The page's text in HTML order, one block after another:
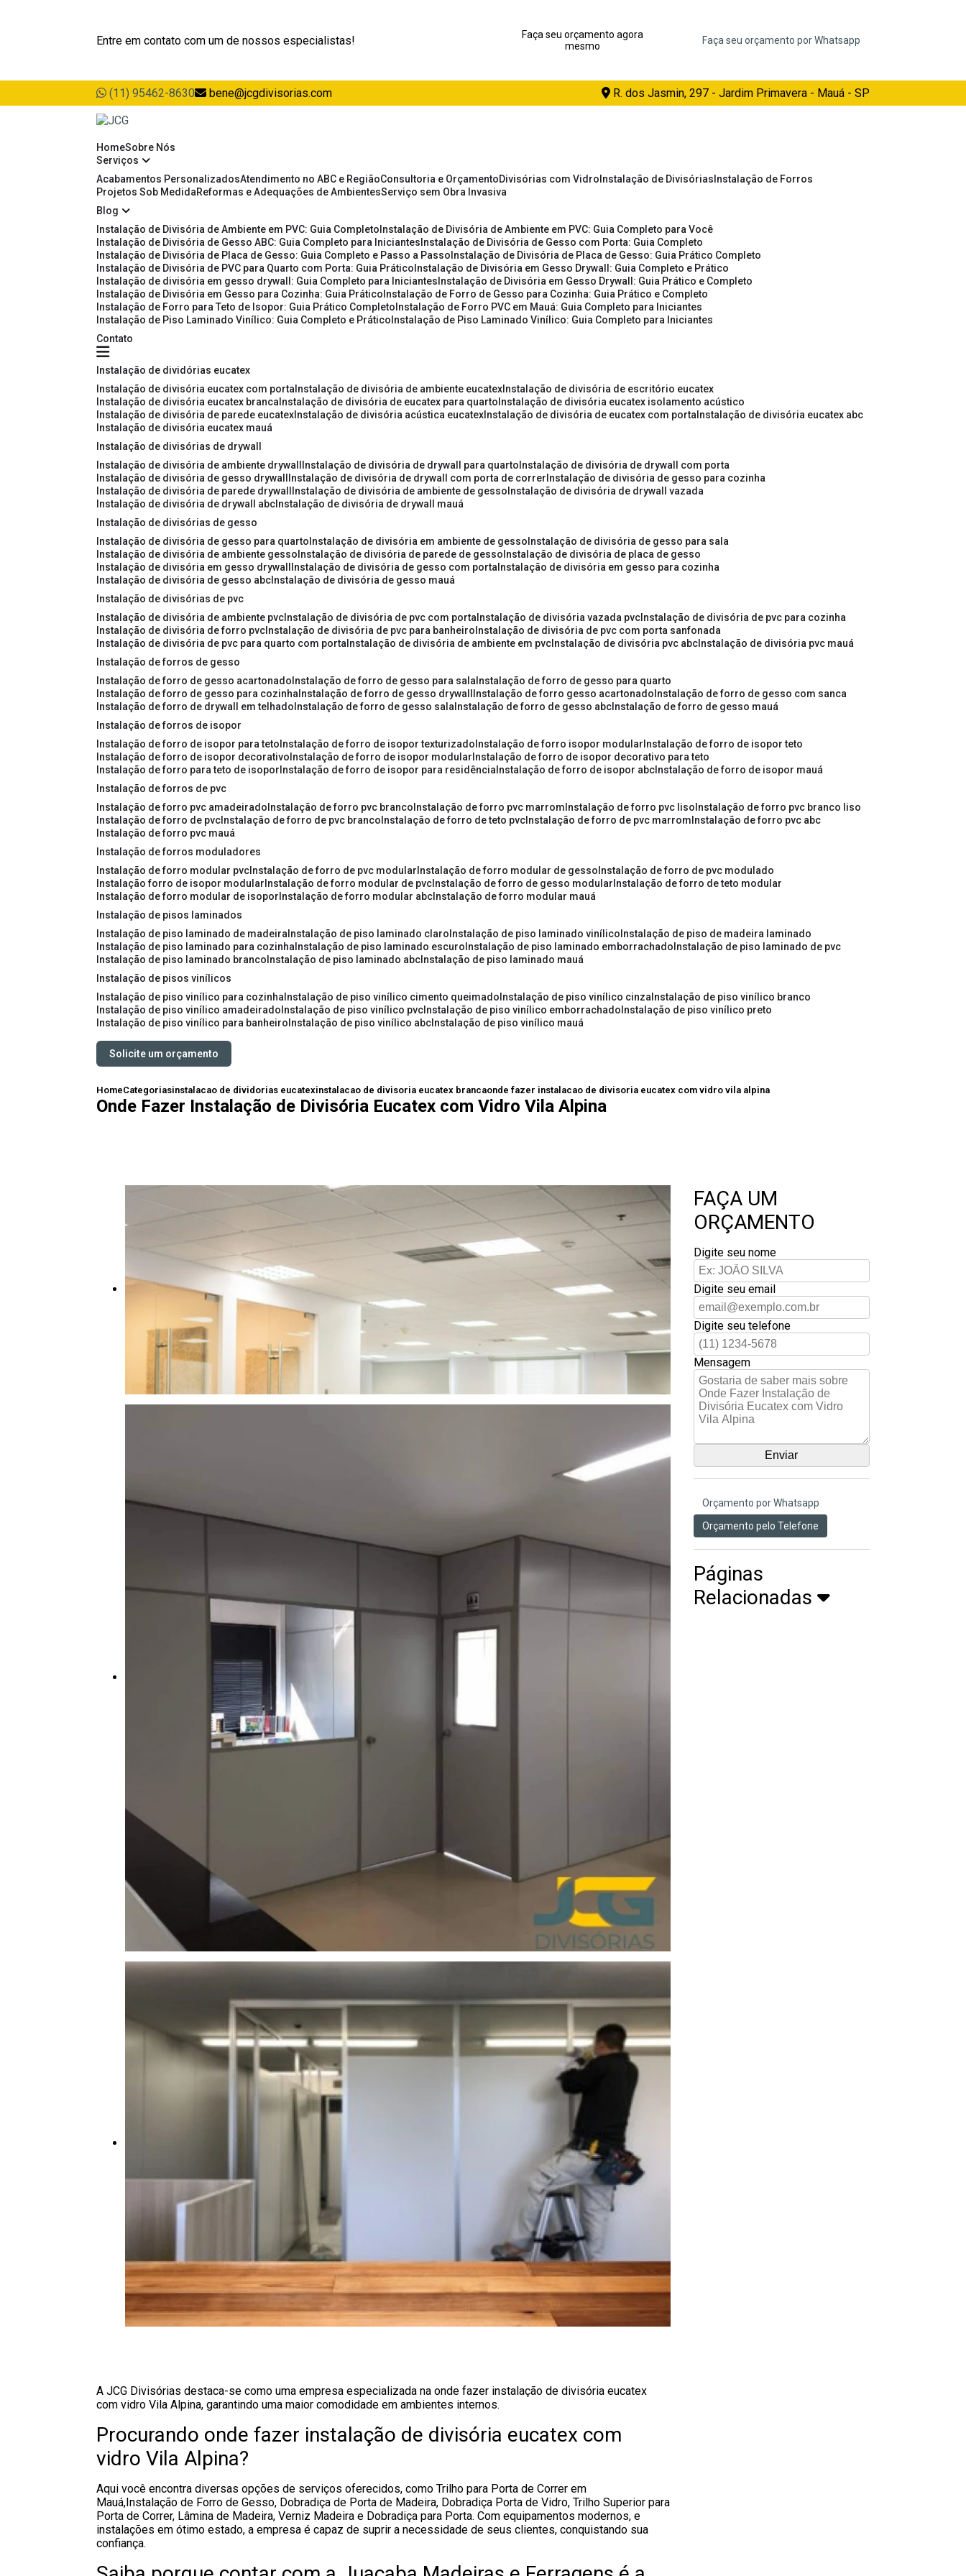
Entre em contato com um de nossos especialistas!
Faça seu orçamento agora
mesmo
Faça seu orçamento por Whatsapp
(11) 95462-8630 bene@jcgdivisorias.com R. dos Jasmin, 297 - Jardim Primavera - Mauá - SP
Home Sobre Nós
Serviços
Acabamentos Personalizados Atendimento no ABC e Região Consultoria e Orçamento Divisórias com Vidro Instalação de Divisórias Instalação de Forros
Projetos Sob Medida
Reformas e Adequações de Ambientes Serviço sem Obra Invasiva
Blog
Instalação de Divisória de Ambiente em PVC: Guia Completo Instalação de Divisória de Ambiente em PVC: Guia Completo para Você
Instalação de Divisória de Gesso ABC: Guia Completo para Iniciantes Instalação de Divisória de Gesso com Porta: Guia Completo
Instalação de Divisória de Placa de Gesso: Guia Completo e Passo a Passo Instalação de Divisória de Placa de Gesso: Guia Prático Completo
Instalação de Divisória de PVC para Quarto com Porta: Guia Prático Instalação de Divisória em Gesso Drywall: Guia Completo e Prático
Instalação de divisória em gesso drywall: Guia Completo para Iniciantes Instalação de Divisória em Gesso Drywall: Guia Prático e Completo
Instalação de Divisória em Gesso para Cozinha: Guia Prático Instalação de Forro de Gesso para Cozinha: Guia Prático e Completo
Instalação de Forro para Teto de Isopor: Guia Prático Completo Instalação de Forro PVC em Mauá: Guia Completo para Iniciantes
Instalação de Piso Laminado Vinílico: Guia Completo e Prático Instalação de Piso Laminado Vinílico: Guia Completo para Iniciantes
Contato
instalação de dividórias eucatex
instalação de divisória eucatex com porta instalação de divisória de ambiente eucatex instalação de divisória de escritório eucatex
instalação de divisória eucatex branca instalação de divisória de eucatex para quarto instalação de divisória eucatex isolamento acústico
instalação de divisória de parede eucatex instalação de divisória acústica eucatex instalação de divisória de eucatex com porta instalação de divisória eucatex abc
instalação de divisória eucatex mauá
instalação de divisórias de drywall
instalação de divisória de ambiente drywall
instalação de divisória de drywall para quarto instalação de divisória de drywall com porta
instalação de divisória de gesso drywall
instalação de divisória de drywall com porta de correr instalação de divisória de gesso para cozinha
instalação de divisória de parede drywall
instalação de divisória de ambiente de gesso instalação de divisória de drywall vazada
instalação de divisória de drywall abc instalação de divisória de drywall mauá
instalação de divisórias de gesso
instalação de divisória de gesso para quarto instalação de divisória em ambiente de gesso instalação de divisória de gesso para sala
instalação de divisória de ambiente gesso instalação de divisória de parede de gesso instalação de divisória de placa de gesso
instalação de divisória em gesso drywall
instalação de divisória de gesso com porta instalação de divisória em gesso para cozinha
instalação de divisória de gesso abc instalação de divisória de gesso mauá
instalação de divisórias de pvc
instalação de divisória de ambiente pvc instalação de divisória de pvc com porta instalação de divisória vazada pvc instalação de divisória de pvc para cozinha
instalação de divisória de forro pvc instalação de divisória de pvc para banheiro instalação de divisória de pvc com porta sanfonada
instalação de divisória de pvc para quarto com porta instalação de divisória de ambiente em pvc instalação de divisória pvc abc instalação de divisória pvc mauá
instalação de forros de gesso
instalação de forro de gesso acartonado instalação de forro de gesso para sala instalação de forro de gesso para quarto
instalação de forro de gesso para cozinha instalação de forro de gesso drywall instalação de forro gesso acartonado instalação de forro de gesso com sanca
instalação de forro de drywall em telhado instalação de forro de gesso sala instalação de forro de gesso abc instalação de forro de gesso mauá
instalação de forros de isopor
instalação de forro de isopor para teto instalação de forro de isopor texturizado instalação de forro isopor modular instalação de forro de isopor teto
instalação de forro de isopor decorativo instalação de forro de isopor modular instalação de forro de isopor decorativo para teto
instalação de forro para teto de isopor instalação de forro de isopor para residência instalação de forro de isopor abc instalação de forro de isopor mauá
instalação de forros de pvc
instalação de forro pvc amadeirado instalação de forro pvc branco instalação de forro pvc marrom instalação de forro pvc liso instalação de forro pvc branco liso
instalação de forro de pvc instalação de forro de pvc branco instalação de forro de teto pvc instalação de forro de pvc marrom instalação de forro pvc abc
instalação de forro pvc mauá
instalação de forros moduladores
instalação de forro modular pvc instalação de forro de pvc modular instalação de forro modular de gesso instalação de forro de pvc modulado
instalação forro de isopor modular instalação de forro modular de pvc instalação de forro de gesso modular instalação de forro de teto modular
instalação de forro modular de isopor instalação de forro modular abc instalação de forro modular mauá
instalação de pisos laminados
instalação de piso laminado de madeira instalação de piso laminado claro instalação de piso laminado vinílico instalação de piso de madeira laminado
instalação de piso laminado para cozinha instalação de piso laminado escuro instalação de piso laminado emborrachado instalação de piso laminado de pvc
instalação de piso laminado branco instalação de piso laminado abc instalação de piso laminado mauá
instalação de pisos vinílicos
instalação de piso vinílico para cozinha instalação de piso vinílico cimento queimado instalação de piso vinílico cinza instalação de piso vinílico branco
instalação de piso vinílico amadeirado instalação de piso vinílico pvc instalação de piso vinílico emborrachado instalação de piso vinílico preto
instalação de piso vinílico para banheiro instalação de piso vinílico abc instalação de piso vinílico mauá
Solicite um orçamento
HomeCategoriasinstalacao de dividorias eucatexinstalacao de divisoria eucatex brancaonde fazer instalacao de divisoria eucatex com vidro vila alpina
Onde Fazer Instalação de Divisória Eucatex com Vidro Vila Alpina
A JCG Divisórias destaca-se como uma empresa especializada na onde fazer instalação de divisória eucatex
com vidro Vila Alpina, garantindo uma maior comodidade em ambientes internos.
Procurando onde fazer instalação de divisória eucatex com
vidro Vila Alpina?
Aqui você encontra diversas opções de serviços oferecidos, como Trilho para Porta de Correr em
Mauá,Instalação de Forro de Gesso, Dobradiça de Porta de Madeira, Dobradiça Porta de Vidro, Trilho Superior para
Porta de Correr, Lâmina de Madeira, Verniz Madeira e Dobradiça para Porta. Com equipamentos modernos, e
instalações em ótimo estado, a empresa é capaz de suprir a necessidade de seus clientes, conquistando sua
confiança.
FAÇA UM
ORÇAMENTO
Digite seu nome
Digite seu email
Digite seu telefone
Mensagem
Orçamento por Whatsapp
Orçamento pelo Telefone
Páginas
Relacionadas